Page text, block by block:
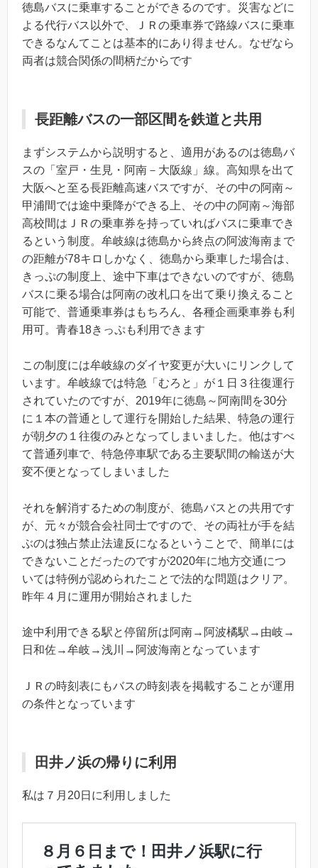
徳島バスに乗車することができるのです。災害などに
よる代行バス以外で、ＪＲの乗車券で路線バスに乗車
できるなんてことは基本的にあり得ません。なぜなら
両者は競合関係の間柄だからです
長距離バスの一部区間を鉄道と共用
まずシステムから説明すると、適用があるのは徳島バ
スの「室戸・生見・阿南－大阪線」線。高知県を出て
大阪へと至る長距離高速バスですが、その中の阿南～
甲浦間では途中乗降ができる上、その中の阿南～海部
高校間はＪＲの乗車券を持っていればバスに乗車でき
るという制度。牟岐線は徳島から終点の阿波海南まで
の距離が78キロしかなく、徳島から乗車した場合は、
きっぷの制度上、途中下車はできないのですが、徳島
バスに乗る場合は阿南の改札口を出て乗り換えること
可能で、普通乗車券はもちろん、各種企画乗車券も利
用可。青春18きっぷも利用できます
この制度には牟岐線のダイヤ変更が大いにリンクして
います。牟岐線では特急「むろと」が１日３往復運行
されていたのですが、2019年に徳島～阿南間を30分
に１本の普通として運行を開始した結果、特急の運行
が朝夕の１往復のみとなってしまいました。他はすべ
て普通列車で、特急停車駅である主要駅間の輸送が大
変不便となってしまいました
それを解消するための制度が、徳島バスとの共用です
が、元々が競合会社同士ですので、その両社が手を結
ぶのは独占禁止法違反になるということで、簡単には
できないことだったのですが2020年に地方交通につ
いては特例が認められたことで法的な問題はクリア。
昨年４月に運用が開始されました
途中利用できる駅と停留所は阿南→阿波橘駅→由岐→
日和佐→牟岐→浅川→阿波海南となっています
ＪＲの時刻表にもバスの時刻表を掲載することが運用
の条件となっています
田井ノ浜の帰りに利用
私は７月20日に利用しました